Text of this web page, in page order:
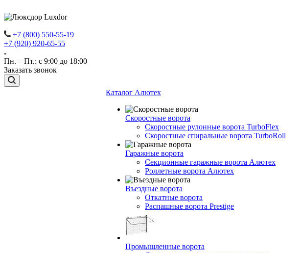
+7 (800) 550-55-19
+7 (920) 920-65-55
Пн. – Пт.: с 9:00 до 18:00
Заказать звонок
Каталог Алютех
Скоростные ворота
Скоростные рулонные ворота TurboFlex
Скоростные спиральные ворота TurboRoll
Гаражные ворота
Секционные гаражные ворота Алютех
Роллетные ворота Алютех
Въездные ворота
Откатные ворота
Распашные ворота Prestige
Промышленные ворота